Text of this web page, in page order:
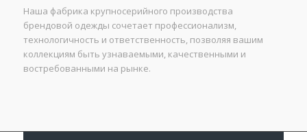
Наша фабрика крупносерийного производства
брендовой одежды сочетает профессионализм,
технологичность и ответственность, позволяя вашим
коллекциям быть узнаваемыми, качественными и
востребованными на рынке.